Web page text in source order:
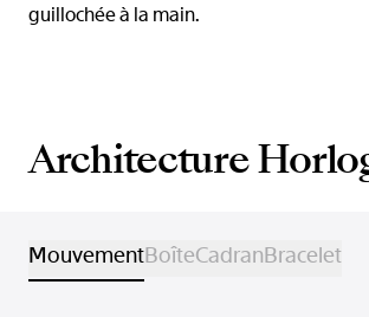
guillochée à la main.
Architecture
MouvementBoîteCadranBracelet